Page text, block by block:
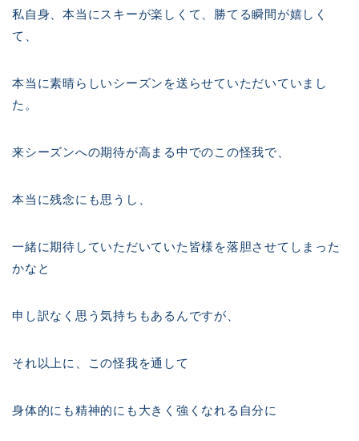
私自身、本当にスキーが楽しくて、勝てる瞬間が嬉しく
て、
本当に素晴らしいシーズンを送らせていただいていまし
た。
来シーズンへの期待が高まる中でのこの怪我で、
本当に残念にも思うし、
一緒に期待していただいていた皆様を落胆させてしまった
かなと
申し訳なく思う気持ちもあるんですが、
それ以上に、この怪我を通して
身体的にも精神的にも大きく強くなれる自分に